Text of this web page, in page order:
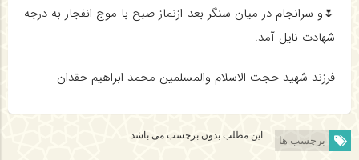
🌷و سرانجام در میان سنگر بعد ازنماز صبح با موج انفجار به درجه
شهادت نایل آمد.
فرزند شهيد حجت الاسلام والمسلمين محمد ابراهيم حقدان
برچسب ها این مطلب بدون برچسب می باشد.